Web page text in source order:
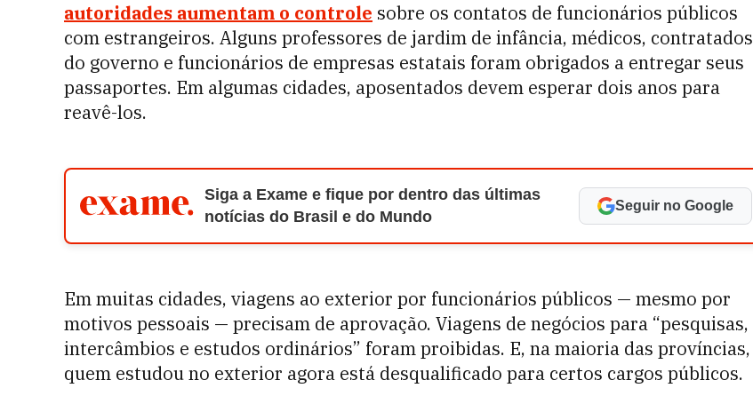
autoridades aumentam o controle sobre os contatos de funcionários públicos
com estrangeiros. Alguns professores de jardim de infância, médicos, contratados
do governo e funcionários de empresas estatais foram obrigados a entregar seus
passaportes. Em algumas cidades, aposentados devem esperar dois anos para
reavê-los.
Siga a Exame e fique por dentro das últimas
notícias do Brasil e do Mundo
Seguir no Google
Em muitas cidades, viagens ao exterior por funcionários públicos — mesmo por
motivos pessoais — precisam de aprovação. Viagens de negócios para “pesquisas,
intercâmbios e estudos ordinários” foram proibidas. E, na maioria das províncias,
quem estudou no exterior agora está desqualificado para certos cargos públicos.